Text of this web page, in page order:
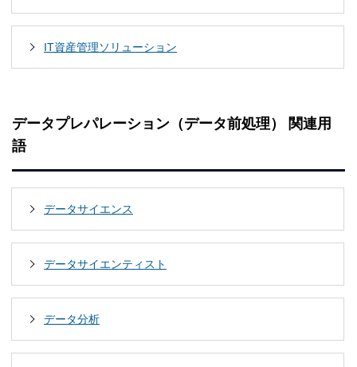
IT資産管理ソリューション
データプレパレーション（データ前処理） 関連用
語
データサイエンス
データサイエンティスト
データ分析